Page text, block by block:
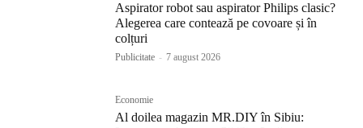
Aspirator robot sau aspirator Philips clasic?
Alegerea care contează pe covoare și în
colțuri
Publicitate - 7 august 2026
Economie
Al doilea magazin MR.DIY în Sibiu: